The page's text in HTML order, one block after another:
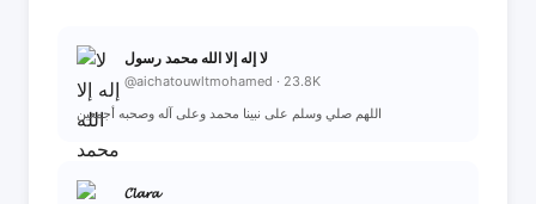
لا إله إلا الله محمد رسول
@aichatouwltmohamed · 23.8K
اللهم صلي وسلم على نبينا محمد وعلى آله وصحبه أجمعين
𝓒𝓵𝓪𝓻𝓪